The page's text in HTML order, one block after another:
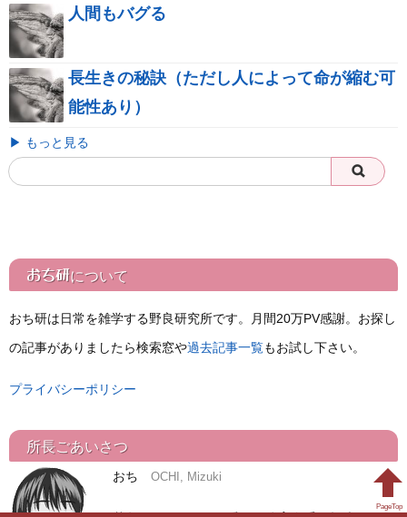
人間もバグる
長生きの秘訣（ただし人によって命が縮む可
能性あり）
▶ もっと見る
おち研について
おち研は日常を雑学する野良研究所です。月間20万PV感謝。お探し
の記事がありましたら検索窓や過去記事一覧もお試し下さい。
プライバシーポリシー
所長ごあいさつ
おち OCHI, Mizuki